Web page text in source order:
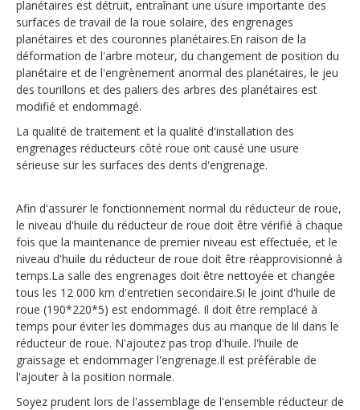
planétaires est détruit, entraînant une usure importante des
surfaces de travail de la roue solaire, des engrenages
planétaires et des couronnes planétaires.En raison de la
déformation de l'arbre moteur, du changement de position du
planétaire et de l'engrènement anormal des planétaires, le jeu
des tourillons et des paliers des arbres des planétaires est
modifié et endommagé.
La qualité de traitement et la qualité d'installation des
engrenages réducteurs côté roue ont causé une usure
sérieuse sur les surfaces des dents d'engrenage.
Afin d'assurer le fonctionnement normal du réducteur de roue,
le niveau d'huile du réducteur de roue doit être vérifié à chaque
fois que la maintenance de premier niveau est effectuée, et le
niveau d'huile du réducteur de roue doit être réapprovisionné à
temps.La salle des engrenages doit être nettoyée et changée
tous les 12 000 km d'entretien secondaire.Si le joint d'huile de
roue (190*220*5) est endommagé. Il doit être remplacé à
temps pour éviter les dommages dus au manque de lil dans le
réducteur de roue. N'ajoutez pas trop d'huile. l'huile de
graissage et endommager l'engrenage.Il est préférable de
l'ajouter à la position normale.
Soyez prudent lors de l'assemblage de l'ensemble réducteur de